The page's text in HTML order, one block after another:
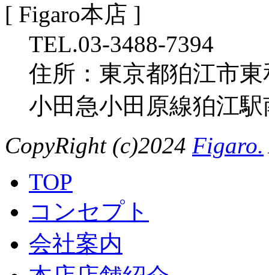
[ Figaro本店 ]
TEL.03-3488-7394
住所：東京都狛江市東
小田急小田原線狛江
CopyRight (c)2024 Figaro.
TOP
コンセプト
会社案内